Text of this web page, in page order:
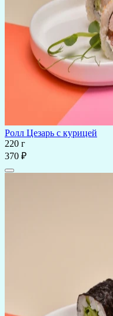
Ролл Цезарь с курицей
220 г
370 ₽